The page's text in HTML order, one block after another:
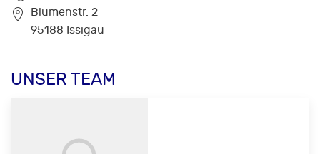
Blumenstr. 2
95188 Issigau
UNSER TEAM